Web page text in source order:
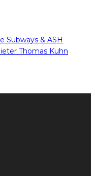
Subways & ASH
Thomas Kuhn